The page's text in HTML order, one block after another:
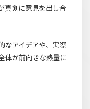
真剣に意見を出し合
なアイデアや、実際
体が前向きな熱量に